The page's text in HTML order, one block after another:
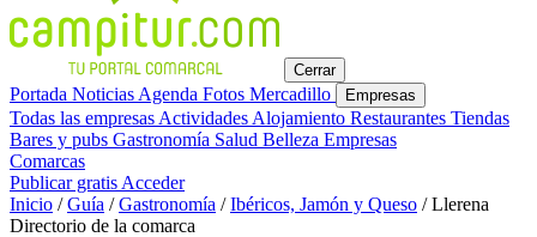
Cerrar
Portada Noticias Agenda Fotos Mercadillo Empresas
Todas las empresas Actividades Alojamiento Restaurantes Tiendas
Bares y pubs Gastronomía Salud Belleza Empresas
Comarcas
Publicar gratis Acceder
Inicio / Guía / Gastronomía / Ibéricos, Jamón y Queso / Llerena
Directorio de la comarca